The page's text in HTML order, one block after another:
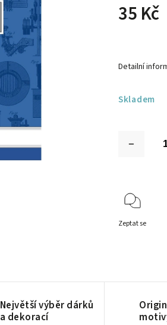
35 Kč
Skladem
Detailní
Zeptat se
Největší výběr dárků
a dekorací